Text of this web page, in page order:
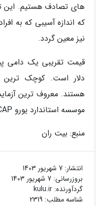
های تصادف هستیم. این
که اندازه آسیبی که به
نیز معین گردد.
هستند. معروف ترین
موسسه استاندارد یورو NCAP در اروپاست.
منبع: بیت ران
انتشار: 7 شهریور 1403
بروزرسانی: 7 شهریور 1403
گردآورنده: kulu.ir
شناسه مطلب: 2319